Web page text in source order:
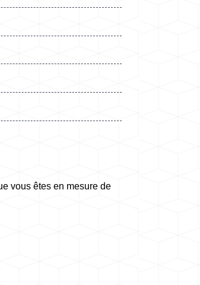
vous êtes en mesure de